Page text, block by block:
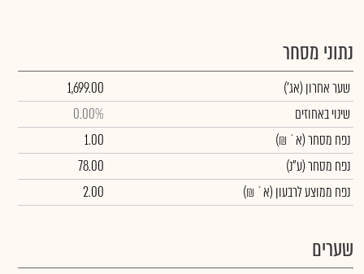
נתוני מסחר
שער אחרון (אג')
1,699.00
שינוי באחוזים
0.00%
נפח מסחר(א` ₪)
1.00
נפח מסחר(ע"נ)
78.00
נפח ממוצע לרבעון (א` ₪)
2.00
שערים